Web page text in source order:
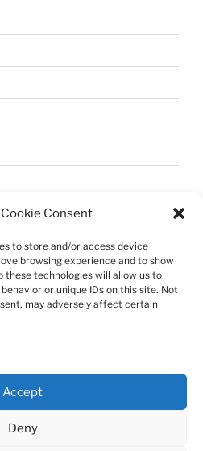
Consent
to store and/or access device
browsing experience and to show
these technologies will allow us to
or unique IDs on this site. Not
may adversely affect certain
Accept
Deny